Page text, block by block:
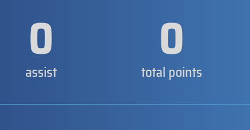
0
assist 0
total points